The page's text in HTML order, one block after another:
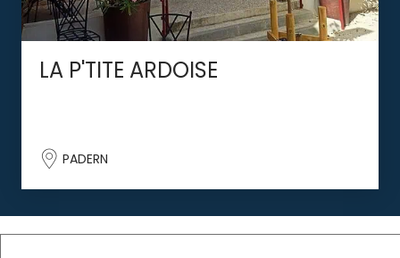
LA P'TITE ARDOISE
PADERN